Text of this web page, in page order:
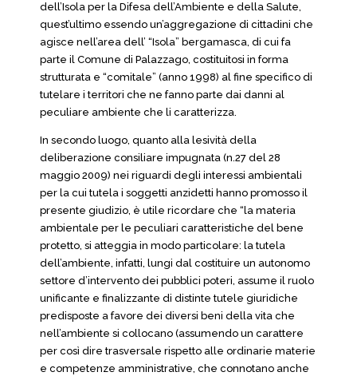
dell’Isola per la Difesa dell’Ambiente e della Salute,
quest’ultimo essendo un’aggregazione di cittadini che
agisce nell’area dell’ “Isola” bergamasca, di cui fa
parte il Comune di Palazzago, costituitosi in forma
strutturata e “comitale” (anno 1998) al fine specifico di
tutelare i territori che ne fanno parte dai danni al
peculiare ambiente che li caratterizza.
In secondo luogo, quanto alla lesività della
deliberazione consiliare impugnata (n.27 del 28
maggio 2009) nei riguardi degli interessi ambientali
per la cui tutela i soggetti anzidetti hanno promosso il
presente giudizio, è utile ricordare che “la materia
ambientale per le peculiari caratteristiche del bene
protetto, si atteggia in modo particolare: la tutela
dell’ambiente, infatti, lungi dal costituire un autonomo
settore d’intervento dei pubblici poteri, assume il ruolo
unificante e finalizzante di distinte tutele giuridiche
predisposte a favore dei diversi beni della vita che
nell’ambiente si collocano (assumendo un carattere
per così dire trasversale rispetto alle ordinarie materie
e competenze amministrative, che connotano anche